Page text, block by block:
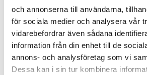
och annonserna till användarna,
för sociala medier och analysera vår
vidarebefordrar även sådana
information från din enhet till de
annons- och analysföretag som vi
Dessa kan i sin tur kombinera
Här nedan hittar några av våra populäraste
Verktyg Maskiner
Jag handlar som:
Företag
Exkl. moms Inkl.